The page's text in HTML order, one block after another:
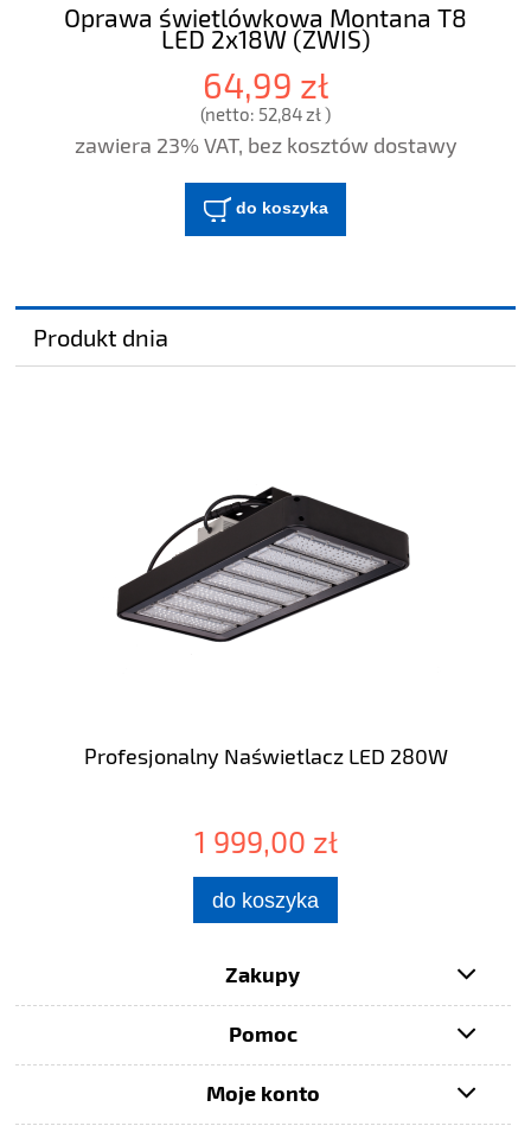
Oprawa świetlówkowa Montana T8
LED 2x18W (ZWIS)
64,99 zł
(netto: 52,84 zł)
zawiera 23% VAT, bez kosztów dostawy
do koszyka
Produkt dnia
Profesjonalny Naświetlacz LED 280W
1 999,00 zł
do koszyka
Zakupy
Pomoc
Moje konto